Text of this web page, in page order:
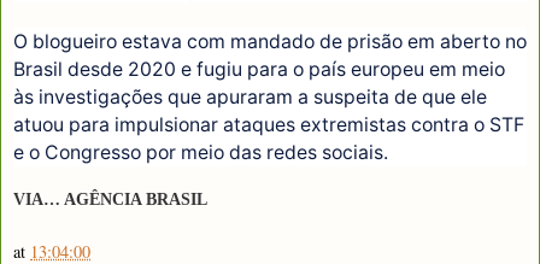
O blogueiro estava com mandado de prisão em aberto no
Brasil desde 2020 e fugiu para o país europeu em meio
às investigações que apuraram a suspeita de que ele
atuou para impulsionar ataques extremistas contra o STF
e o Congresso por meio das redes sociais.
VIA… AGÊNCIA BRASIL
at 13:04:00